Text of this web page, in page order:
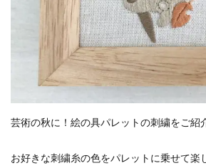
芸術の秋に！絵の具パレットの刺繍をご紹
お好きな刺繍糸の色をパレットに乗せて楽